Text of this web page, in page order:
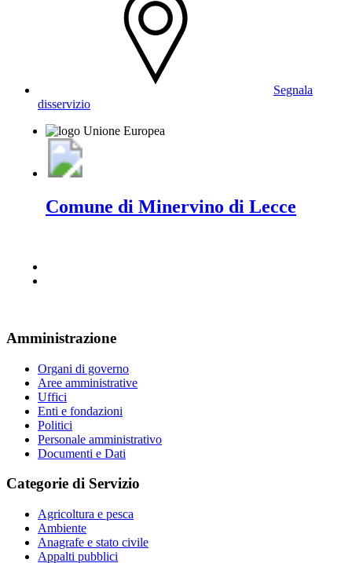
Segnala
disservizio
Comune di Minervino di Lecce
Amministrazione
Organi di governo
Aree amministrative
Uffici
Enti e fondazioni
Politici
Personale amministrativo
Documenti e Dati
Categorie di Servizio
Agricoltura e pesca
Ambiente
Anagrafe e stato civile
Appalti pubblici